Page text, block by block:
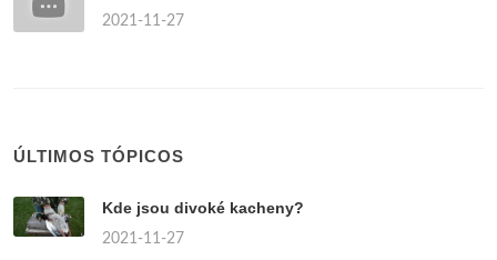
2021-11-27
ÚLTIMOS TÓPICOS
Kde jsou divoké kacheny?
2021-11-27